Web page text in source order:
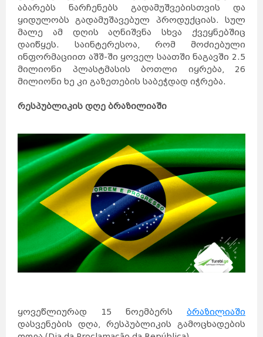
აბარებს ნარჩენებს გადამუშვებისთვის და
ყიდულობს გადამუშავებულ პროდუქციას. სულ
მალე ამ დღის აღნიშვნა სხვა ქვეყნებშიც
დაიწყეს. საინტერესოა, რომ მოძიებული
ინფორმაციით აშშ-ში ყოველ საათში ნაგავში 2.5
მილიონი პლასტმასის ბოთლი იყრება, 26
მილიონი ხე კი გაზეთების საბეჭდად იჭრება.
რესპუბლიკის დღე ბრაზილიაში
ყოვეწლიურად 15 ნოემბერს ბრაზილიაში
დასვენების დღა, რესპუბლიკის გამოცხადების